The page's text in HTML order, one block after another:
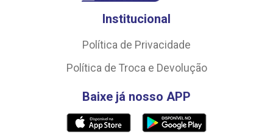
Institucional
Política de Privacidade
Política de Troca e Devolução
Baixe já nosso APP